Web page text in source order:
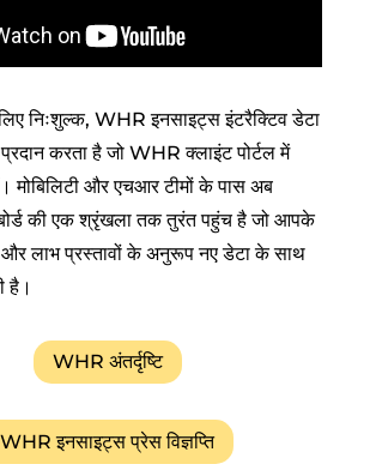
निःशुल्क, WHR इनसाइट्स इंटरैक्टिव डेटा
करता है जो WHR क्लाइंट पोर्टल में
मोबिलिटी और एचआर टीमों के पास अब
की एक श्रृंखला तक तुरंत पहुंच है जो आपके
और लाभ प्रस्तावों के अनुरूप नए डेटा के साथ
है।
WHR अंतर्दृष्टि
WHR इनसाइट्स प्रेस विज्ञप्ति